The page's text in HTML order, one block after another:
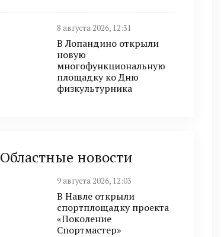
8 августа 2026, 12:31
В Лопандино открыли
новую
многофункциональную
площадку ко Дню
физкультурника
Областные новости
9 августа 2026, 12:03
В Навле открыли
спортплощадку проекта
«Поколение
Спортмастер»